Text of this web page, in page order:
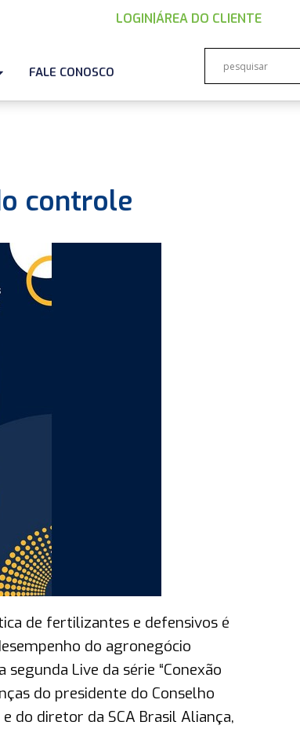
LOGIN |ÁREA DO CLIENTE
FALE CONOSCO
controle
de fertilizantes e defensivos é
do agronegócio
Live da série “Conexão
do presidente do Conselho
do diretor da SCA Brasil Aliança,